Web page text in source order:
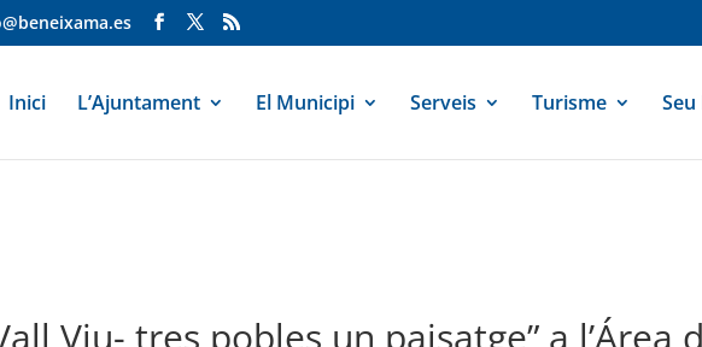
Inici L’Ajuntament El Municipi Serveis Turisme
Viu- tres pobles un paisatge” a l’Área